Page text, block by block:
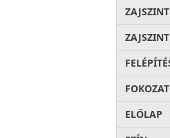
ZAJSZINT
ELŐLAP